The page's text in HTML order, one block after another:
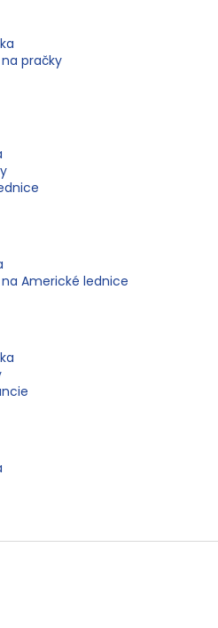
ý
p
pračky
Americké lednice